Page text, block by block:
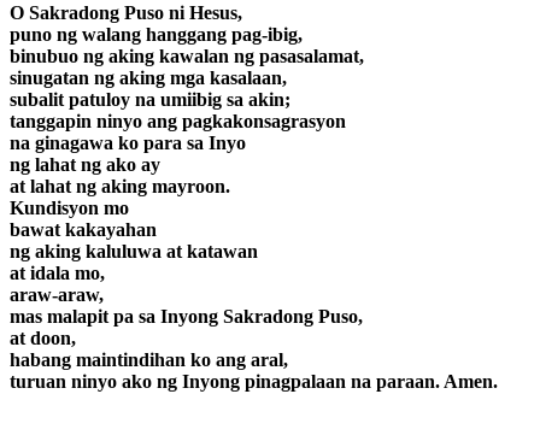
O Sakradong Puso ni Hesus,
puno ng walang hanggang pag-ibig,
binubuo ng aking kawalan ng pasasalamat,
sinugatan ng aking mga kasalaan,
subalit patuloy na umiibig sa akin;
tanggapin ninyo ang pagkakonsagrasyon
na ginagawa ko para sa Inyo
ng lahat ng ako ay
at lahat ng aking mayroon.
Kundisyon mo
bawat kakayahan
ng aking kaluluwa at katawan
at idala mo,
araw-araw,
mas malapit pa sa Inyong Sakradong Puso,
at doon,
habang maintindihan ko ang aral,
turuan ninyo ako ng Inyong pinagpalaan na paraan. Amen.